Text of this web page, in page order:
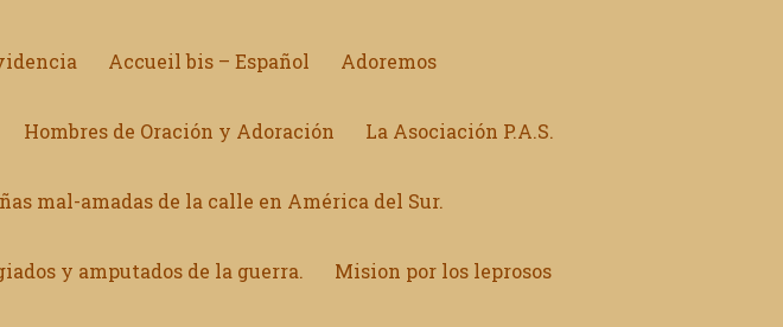
Accueil bis – Español Adoremos
Hombres de Oración y Adoración La Asociación P.A.S.
mal-amadas de la calle en América del Sur.
y amputados de la guerra. Mision por los leprosos